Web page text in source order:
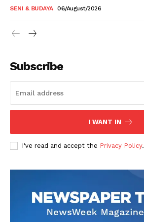
SENI & BUDAYA 06/August/2026
Subscribe
I WANT IN
I've read and accept the Privacy Policy.